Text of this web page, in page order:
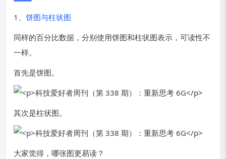
1、 饼图与柱状图
同样的百分比数据，分别使用饼图和柱状图表示，可读性不
一样。
首先是饼图。
其次是柱状图。
大家觉得，哪张图更易读？